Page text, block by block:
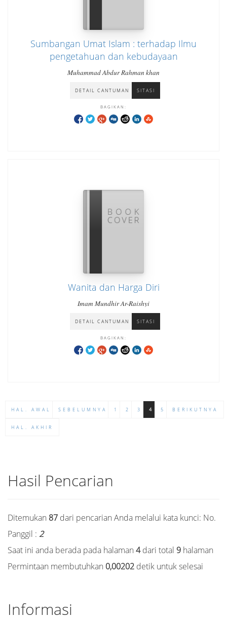
Sumbangan Umat Islam : terhadap Ilmu
pengetahuan dan kebudayaan
Muhammad Abdur Rahman khan
DETAIL CANTUMAN SITASI
BAGIKAN:
Wanita dan Harga Diri
Imam Mundhir Ar-Raishyi
DETAIL CANTUMAN SITASI
BAGIKAN:
HAL. AWAL SEBELUMNYA 1 2 3 4 5 BERIKUTNYA
HAL. AKHIR
Hasil Pencarian
Ditemukan 87 dari pencarian Anda melalui kata kunci: No.
Panggil : 2
Saat ini anda berada pada halaman 4dari total 9 halaman
Permintaan membutuhkan 0,00202 detik untuk selesai
Informasi